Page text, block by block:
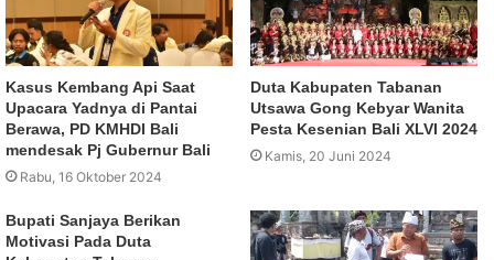
Kasus Kembang Api Saat
Upacara Yadnya di Pantai
Berawa, PD KMHDI Bali
mendesak Pj Gubernur Bali
Rabu, 16 Oktober 2024
Duta Kabupaten Tabanan
Utsawa Gong Kebyar Wanita
Pesta Kesenian Bali XLVI 2024
Kamis, 20 Juni 2024
Bupati Sanjaya Berikan
Motivasi Pada Duta